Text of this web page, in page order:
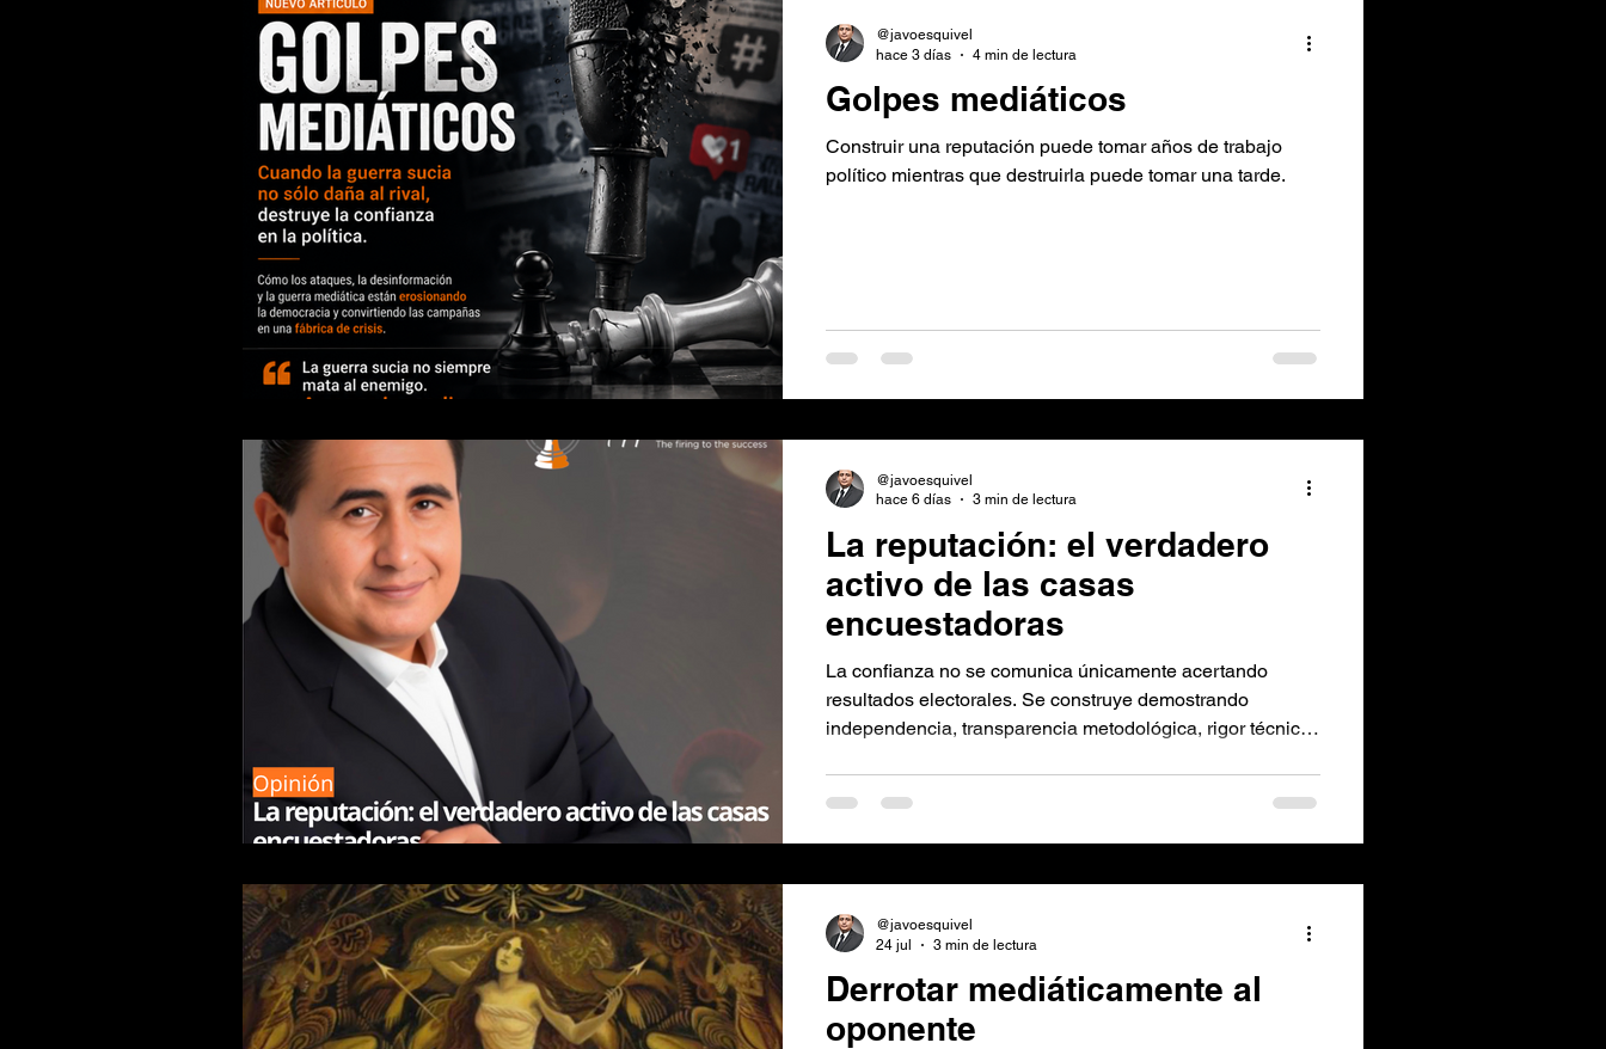
Comunicación política Media Training Electoral
Estrategia de comunicación Golpes mediáticos
Construir una reputación puede tomar años de trabajo
político mientras que destruirla puede tomar una tarde.
@javoesquivel
hace 3 días
4 min de lectura
La reputación: el verdadero
activo de las casas
encuestadoras
La confianza no se comunica únicamente acertando
resultados electorales. Se construye demostrando
independencia, transparencia metodológica, rigor técnico
@javoesquivel
hace 6 días
3 min de lectura
Derrotar mediáticamente al
oponente
@javoesquivel
24 jul
3 min de lectura